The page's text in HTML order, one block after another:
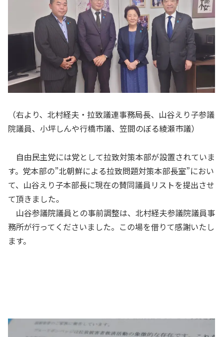
（右より、北村経夫・拉致議連事務局長、山谷えり子参議
院議員、小坪しんや行橋市議、笠間のぼる綾瀬市議）
自由民主党には党として拉致対策本部が設置されていま
す。党本部の”北朝鮮による拉致問題対策本部長室”におい
て、山谷えり子本部長に現在の賛同議員リストを提出させ
て頂きました。
山谷参議院議員との事前調整は、北村経夫参議院議員事
務所が行ってくださいました。この場を借りて感謝いたし
ます。